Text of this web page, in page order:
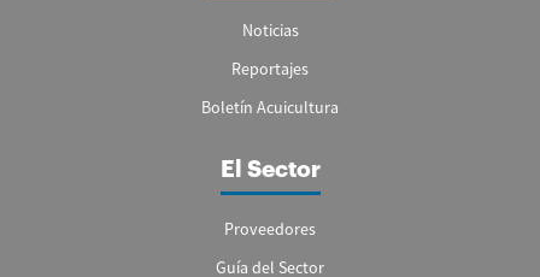
Noticias
Reportajes
Boletín Acuicultura
El Sector
Proveedores
Guía del Sector